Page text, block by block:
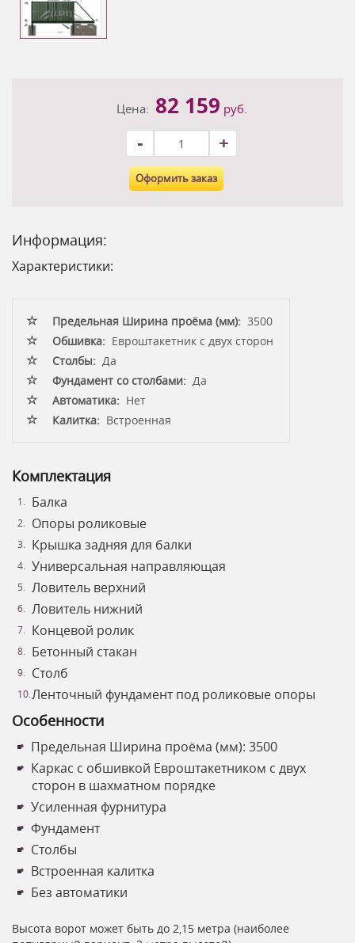
Цена: 82 159 руб.
- +
Оформить заказ
Информация:
Характеристики:
Предельная Ширина проёма (мм): 3500
Обшивка: Евроштакетник с двух сторон
Столбы: Да
Фундамент со столбами: Да
Автоматика: Нет
Калитка: Встроенная
Комплектация
Балка
Опоры роликовые
Крышка задняя для балки
Универсальная направляющая
Ловитель верхний
Ловитель нижний
Концевой ролик
Бетонный стакан
Столб
Ленточный фундамент под роликовые опоры
Особенности
Предельная Ширина проёма (мм): 3500
Каркас с обшивкой Евроштакетником с двух
сторон в шахматном порядке
Усиленная фурнитура
Фундамент
Столбы
Встроенная калитка
Без автоматики
Высота ворот может быть до 2,15 метра (наиболее